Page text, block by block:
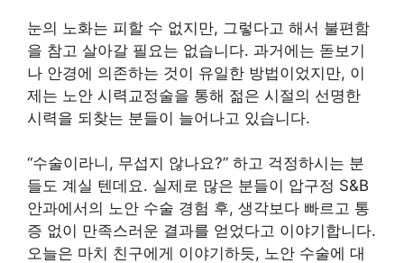
눈의 노화는 피할 수 없지만, 그렇다고 해서 불편함
을 참고 살아갈 필요는 없습니다. 과거에는 돋보기
나 안경에 의존하는 것이 유일한 방법이었지만, 이
제는 노안 시력교정술을 통해 젊은 시절의 선명한
시력을 되찾는 분들이 늘어나고 있습니다.
“수술이라니, 무섭지 않나요?” 하고 걱정하시는 분
들도 계실 텐데요. 실제로 많은 분들이 압구정 S&B
안과에서의 노안 수술 경험 후, 생각보다 빠르고 통
증 없이 만족스러운 결과를 얻었다고 이야기합니다.
오늘은 마치 친구에게 이야기하듯, 노안 수술에 대